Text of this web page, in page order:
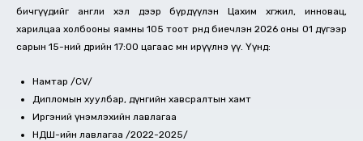
бичгүүдийг англи хэл дээр бүрдүүлэн Цахим хөгжил, инновац,
харилцаа холбооны яамны 105 тоот өрөөнд биечлэн 2026 оны 01 дүгээр
сарын 15-ний өдрийн 17:00 цагаас өмнө ирүүлнэ үү. Үүнд:
Намтар /CV/
Дипломын хуулбар, дүнгийн хавсралтын хамт
Иргэний үнэмлэхийн лавлагаа
НДШ-ийн лавлагаа /2022-2025/